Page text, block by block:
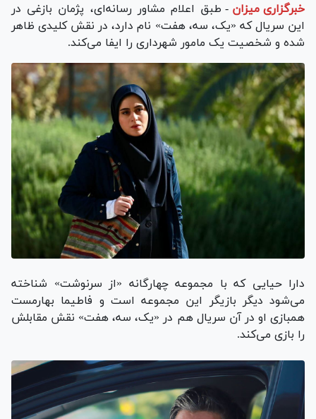
خبرگزاری میزان - طبق اعلام مشاور رسانه‌ای، پژمان بازغی در
این سریال که «یک، سه، هفت» نام دارد، در نقش کلیدی ظاهر
شده و شخصیت یک مامور شهرداری را ایفا می‌کند.
دارا حیایی که با مجموعه چهارگانه «از سرنوشت» شناخته
می‌شود دیگر بازیگر این مجموعه است و فاطیما بهارمست
همبازی او در آن سریال هم در «یک، سه، هفت» نقش مقابلش
را بازی می‌کند.